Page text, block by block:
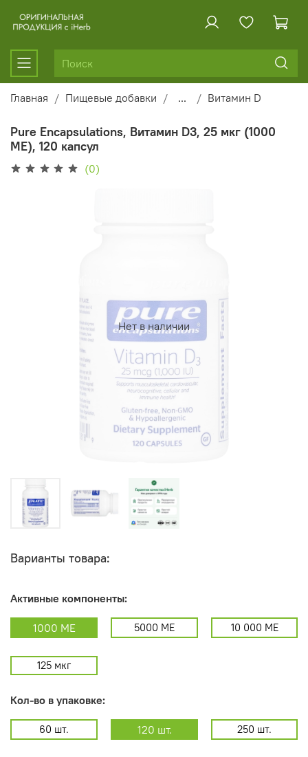
Главная Пищевые добавки ... Витамин D
Pure Encapsulations, Витамин D3, 25 мкг (1000
МЕ), 120 капсул
(0)
Нет в наличии
Варианты товара:
Активные компоненты:
1000 МЕ 5000 МЕ 10 000 МЕ
125 мкг
Кол-во в упаковке:
60 шт. 120 шт. 250 шт.